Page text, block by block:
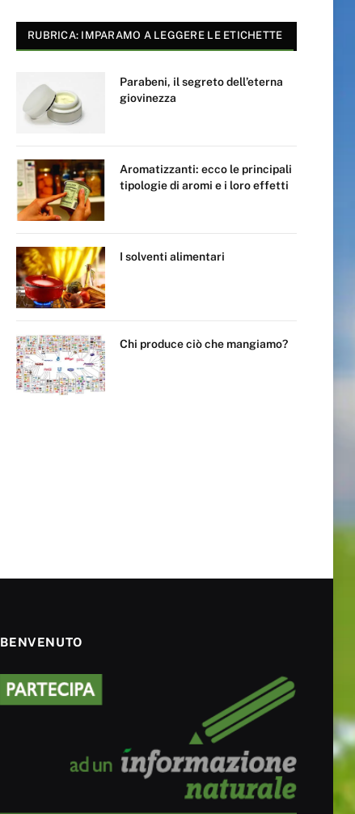
RUBRICA: IMPARAMO A LEGGERE LE ETICHETTE
Parabeni, il segreto dell’eterna
giovinezza
Aromatizzanti: ecco le principali
tipologie di aromi e i loro effetti
I solventi alimentari
Chi produce ciò che mangiamo?
BENVENUTO